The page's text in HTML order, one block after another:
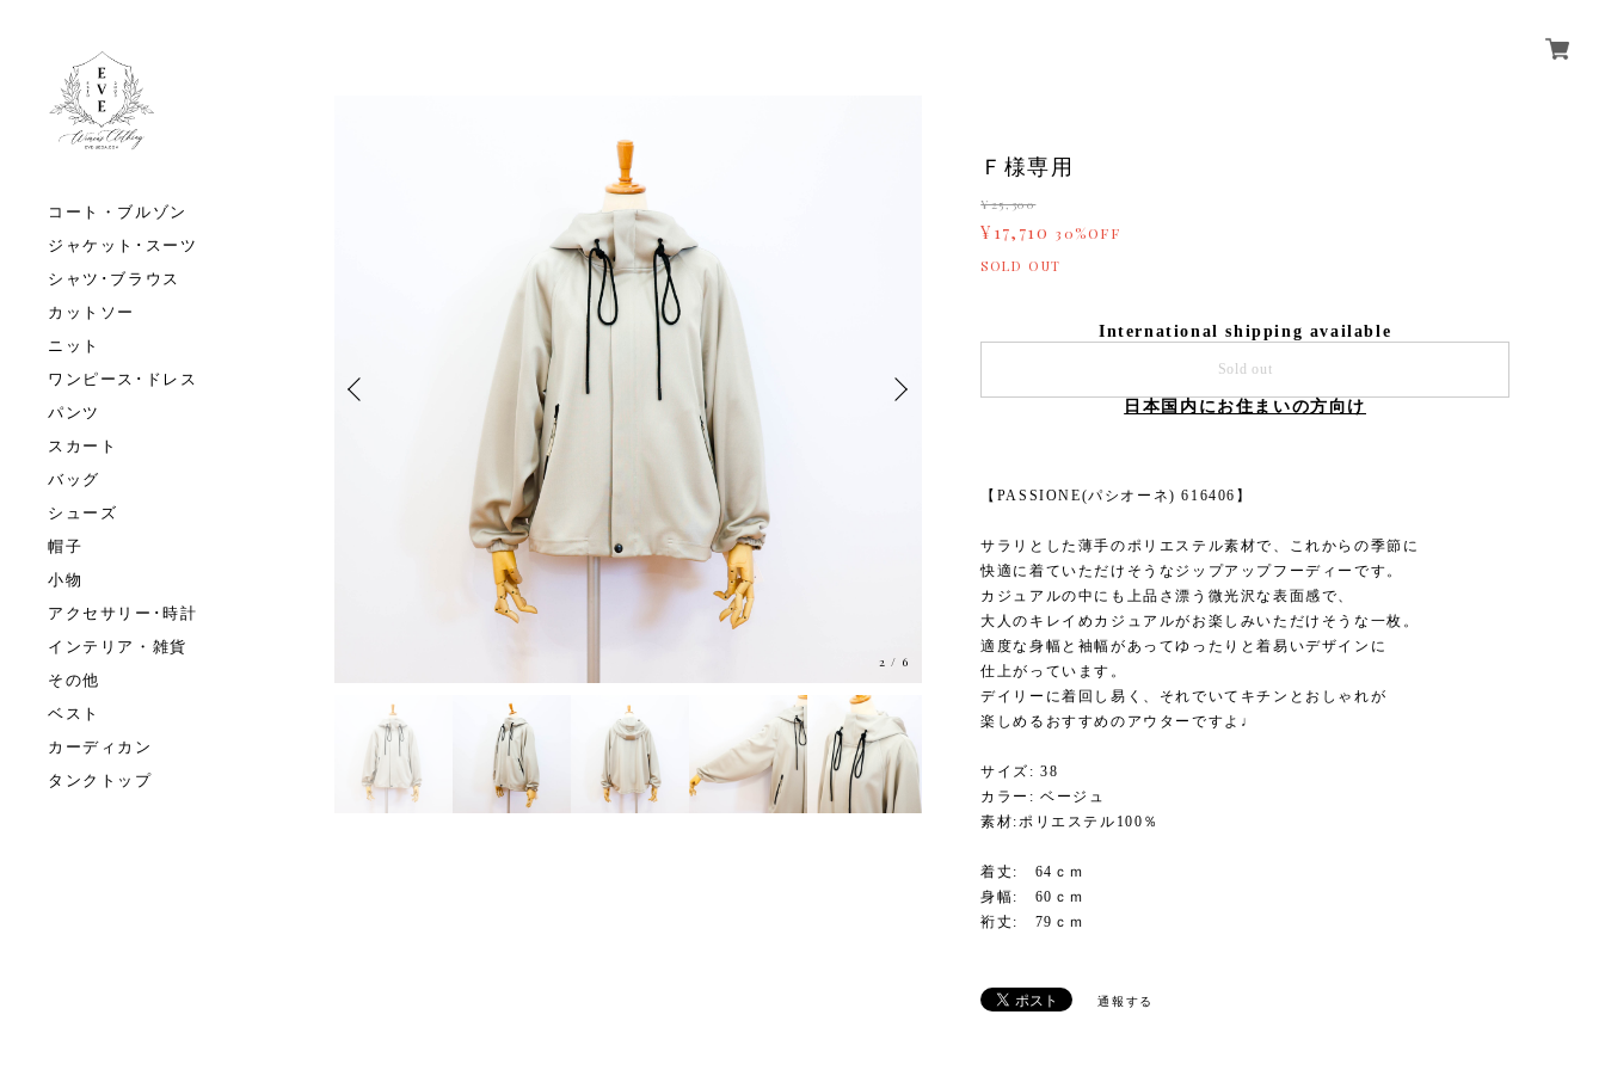
コート・ブルゾン
ジャケット･スーツ
シャツ･ブラウス
カットソー
ニット
ワンピース･ドレス
パンツ
スカート
バッグ
シューズ
帽子
小物
アクセサリー･時計
インテリア・雑貨
その他
ベスト
カーディカン
タンクトップ
2 / 6
Ｆ様専用
¥25,300
¥17,710 30%OFF
SOLD OUT
International shipping available
Sold out
日本国内にお住まいの方向け
【PASSIONE(パシオーネ) 616406】
サラリとした薄手のポリエステル素材で、これからの季節に
快適に着ていただけそうなジップアップフーディーです。
カジュアルの中にも上品さ漂う微光沢な表面感で、
大人のキレイめカジュアルがお楽しみいただけそうな一枚。
適度な身幅と袖幅があってゆったりと着易いデザインに
仕上がっています。
デイリーに着回し易く、それでいてキチンとおしゃれが
楽しめるおすすめのアウターですよ♩
サイズ: 38
カラー: ベージュ
素材:ポリエステル100％
着丈: 64ｃｍ
身幅: 60ｃｍ
裄丈: 79ｃｍ
通報する